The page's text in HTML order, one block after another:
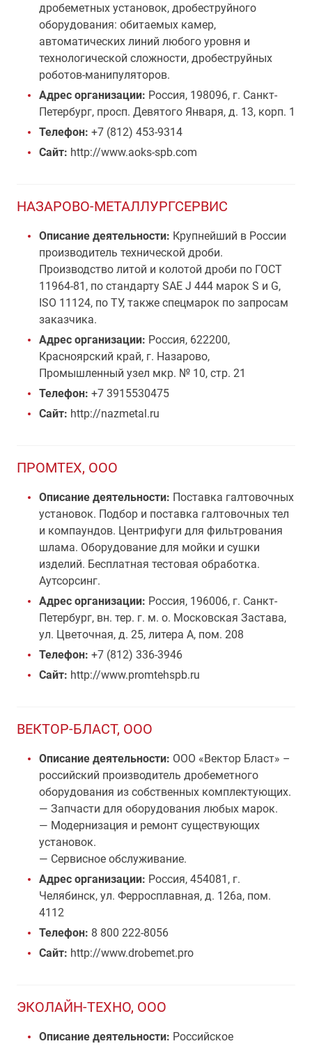
дробеметных установок, дробеструйного
оборудования: обитаемых камер,
автоматических линий любого уровня и
технологической сложности, дробеструйных
роботов-манипуляторов.
Адрес организации: Россия, 198096, г. Санкт-
Петербург, просп. Девятого Января, д. 13, корп. 1
Телефон: +7 (812) 453-9314
Сайт: http://www.aoks-spb.com
НАЗАРОВО-МЕТАЛЛУРГСЕРВИС
Описание деятельности: Крупнейший в России
производитель технической дроби.
Производство литой и колотой дроби по ГОСТ
11964-81, по стандарту SAE J 444 марок S и G,
ISO 11124, по ТУ, также спецмарок по запросам
заказчика.
Адрес организации: Россия, 622200,
Красноярский край, г. Назарово,
Промышленный узел мкр. № 10, стр. 21
Телефон: +7 3915530475
Сайт: http://nazmetal.ru
ПРОМТЕХ, ООО
Описание деятельности: Поставка галтовочных
установок. Подбор и поставка галтовочных тел
и компаундов. Центрифуги для фильтрования
шлама. Оборудование для мойки и сушки
изделий. Бесплатная тестовая обработка.
Аутсорсинг.
Адрес организации: Россия, 196006, г. Санкт-
Петербург, вн. тер. г. м. о. Московская Застава,
ул. Цветочная, д. 25, литера А, пом. 208
Телефон: +7 (812) 336-3946
Сайт: http://www.promtehspb.ru
ВЕКТОР-БЛАСТ, ООО
Описание деятельности: ООО «Вектор Бласт» –
российский производитель дробеметного
оборудования из собственных комплектующих.
— Запчасти для оборудования любых марок.
— Модернизация и ремонт существующих
установок.
— Сервисное обслуживание.
Адрес организации: Россия, 454081, г.
Челябинск, ул. Ферросплавная, д. 126а, пом.
4112
Телефон: 8 800 222-8056
Сайт: http://www.drobemet.pro
ЭКОЛАЙН-ТЕХНО, ООО
Описание деятельности: Российское